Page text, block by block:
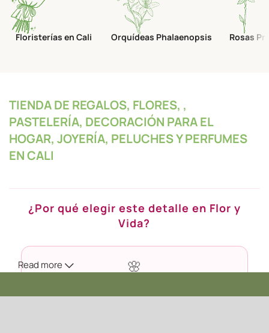
Floristerías en Cali Orquídeas Phalaenopsis Rosas
TIENDA DE REGALOS, FLORES, ,
PASTELERÍA, DECORACIÓN PARA EL
HOGAR, JOYERÍA, PELUCHES Y PERFUMES
EN CALI
¿Por qué elegir este detalle en Flor y
Vida?
🌸
Read more